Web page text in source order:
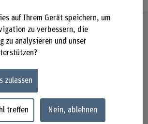
auf Ihrem Gerät speichern, um
zu verbessern, die
zu analysieren und unser
zulassen
treffen Nein, ablehnen